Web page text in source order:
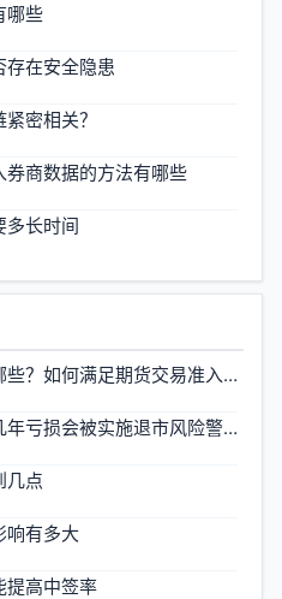
哪些
存在安全隐患
密相关？
商数据的方法有哪些
多长时间
股指期货开通条件有哪些？如何满足期货交易准入要求？
创业板上市公司连续几年亏损会被实施退市风险警示
几点
响有多大
提高中签率